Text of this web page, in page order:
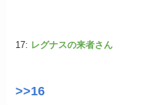
17: レグナスの来者さん
>>16